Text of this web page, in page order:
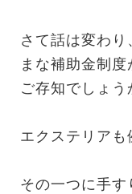
さて話は変わ
まな補助金制度
ご存知でしょう
エクステリアも
その一つに手す